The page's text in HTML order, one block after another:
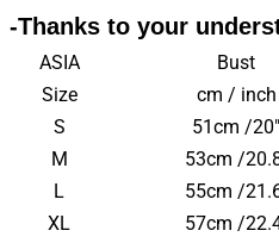
-Thanks to your
ASIA
Size
Bust
cm / inch
S
51cm /20"
M
53cm /
L
55cm /
XL
57cm /